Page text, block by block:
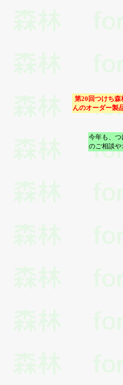
第20回つけち
んのオーダー製
今年も、
のご相談や